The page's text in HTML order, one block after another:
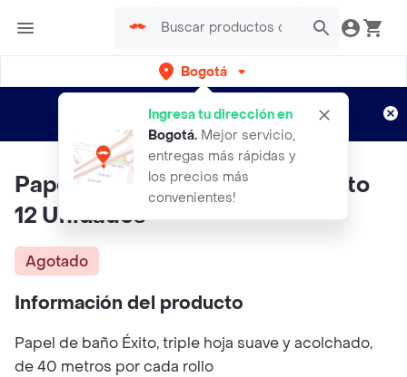
Bogotá
Ingresa tu dirección en
Bogotá. Mejor servicio,
entregas más rápidas y
los precios más
convenientes!
envíos gratis por semanas
Aplican TyC
Papel Higienico Mega Rollo Exito
12 Unidades
Agotado
Información del producto
Papel de baño Éxito, triple hoja suave y acolchado,
de 40 metros por cada rollo